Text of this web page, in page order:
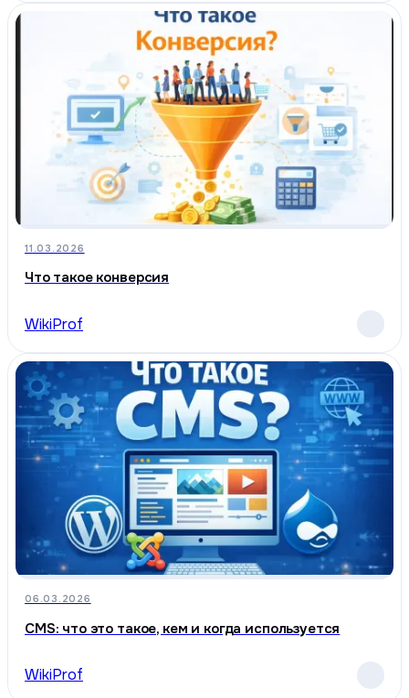
11.03.2026
Что такое конверсия
WikiProf
06.03.2026
CMS: что это такое, кем и когда используется
WikiProf